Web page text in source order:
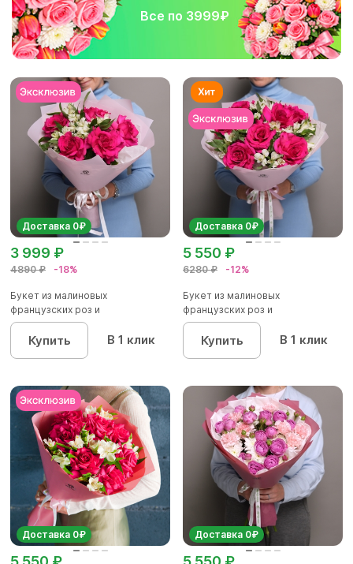
Все по 3999₽
Доставка 0₽
4890 ₽ -18%
3 999 ₽
Букет из малиновых
французских роз и
альстромерии - M в...
Купить В 1 клик
Доставка 0₽
6280 ₽ -12%
5 550 ₽
Букет из малиновых
французских роз и
альстромерии - L в...
Купить В 1 клик
Доставка 0₽ Доставка 0₽